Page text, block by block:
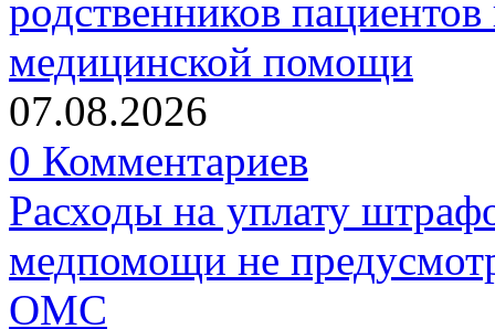
родственников
медицинской помощи
07.08.2026
0 Комментариев
Расходы на уплату
медпомощи не
ОМС